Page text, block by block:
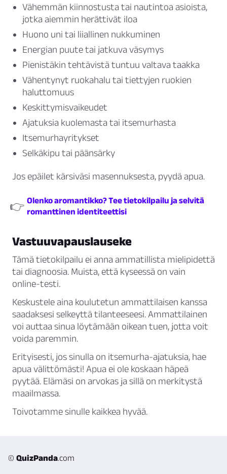
Vähemmän kiinnostusta tai nautintoa asioista,
jotka aiemmin herättivät iloa
Huono uni tai liiallinen nukkuminen
Energian puute tai jatkuva väsymys
Pienistäkin tehtävistä tuntuu valtava taakka
Vähentynyt ruokahalu tai tiettyjen ruokien
haluttomuus
Keskittymisvaikeudet
Ajatuksia kuolemasta tai itsemurhasta
Itsemurhayritykset
Selkäkipu tai päänsärky
Jos epäilet kärsiväsi masennuksesta, pyydä apua.
👉 Olenko aromantikko? Tee tietokilpailu ja selvitä
romanttinen identiteettisi
Vastuuvapauslauseke
Tämä tietokilpailu ei anna ammatillista mielipidettä
tai diagnoosia. Muista, että kyseessä on vain
online-testi.
Keskustele aina koulutetun ammattilaisen kanssa
saadaksesi selkeyttä tilanteeseesi. Ammattilainen
voi auttaa sinua löytämään oikean tuen, jotta voit
voida paremmin.
Erityisesti, jos sinulla on itsemurha-ajatuksia, hae
apua välittömästi! Apua ei ole koskaan häpeä
pyytää. Elämäsi on arvokas ja sillä on merkitystä
maailmassa.
Toivotamme sinulle kaikkea hyvää.
© QuizPanda.com